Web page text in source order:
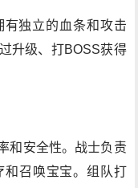
独立的血条和攻击
升级、打BOSS获得
和安全性。战士负责
和召唤宝宝。组队打